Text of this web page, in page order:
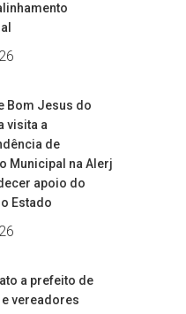
Bom Jesus do
visita a
de
Municipal na Alerj
apoio do
Estado
a prefeito de
vereadores